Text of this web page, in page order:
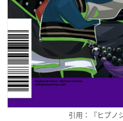
引用：『ヒプノ